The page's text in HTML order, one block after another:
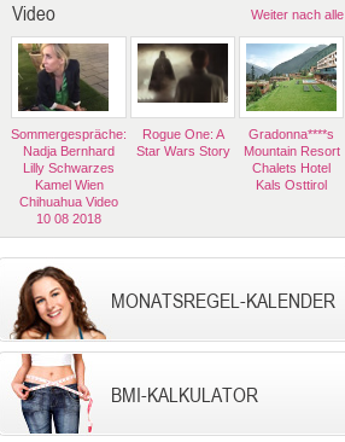
Video Weiter nach alle
Sommergespräche:
Nadja Bernhard
Lilly Schwarzes
Kamel Wien
Chihuahua Video
10 08 2018
Rogue One: A
Star Wars Story
Gradonna****s
Mountain Resort
Chalets Hotel
Kals Osttirol
MONATSREGEL-KALENDER
BMI-KALKULATOR